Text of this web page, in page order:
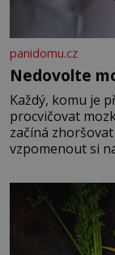
panidomu.cz
Nedovolte
Každý, komu je
procvičovat
začíná
vzpomenout si
Je to opravdu
rozhodla